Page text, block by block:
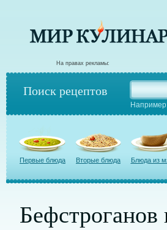
На правах рекламы:
Поиск рецептов
Первые блюда Вторые блюда Блюда из
Бефстроганов